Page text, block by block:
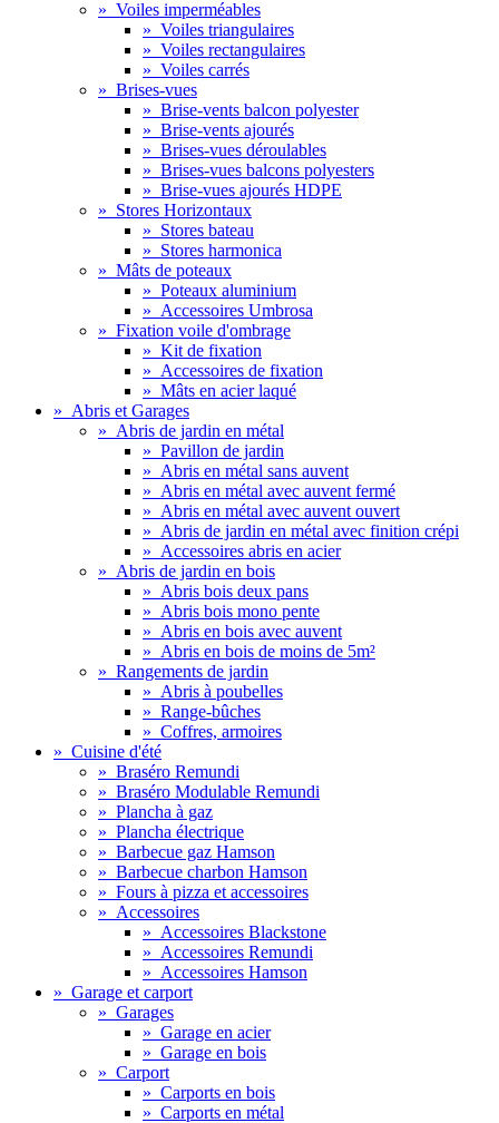
» Voiles imperméables
» Voiles triangulaires
» Voiles rectangulaires
» Voiles carrés
» Brises-vues
» Brise-vents balcon polyester
» Brise-vents ajourés
» Brises-vues déroulables
» Brises-vues balcons polyesters
» Brise-vues ajourés HDPE
» Stores Horizontaux
» Stores bateau
» Stores harmonica
» Mâts de poteaux
» Poteaux aluminium
» Accessoires Umbrosa
» Fixation voile d'ombrage
» Kit de fixation
» Accessoires de fixation
» Mâts en acier laqué
» Abris et Garages
» Abris de jardin en métal
» Pavillon de jardin
» Abris en métal sans auvent
» Abris en métal avec auvent fermé
» Abris en métal avec auvent ouvert
» Abris de jardin en métal avec finition crépi
» Accessoires abris en acier
» Abris de jardin en bois
» Abris bois deux pans
» Abris bois mono pente
» Abris en bois avec auvent
» Abris en bois de moins de 5m²
» Rangements de jardin
» Abris à poubelles
» Range-bûches
» Coffres, armoires
» Cuisine d'été
» Braséro Remundi
» Braséro Modulable Remundi
» Plancha à gaz
» Plancha électrique
» Barbecue gaz Hamson
» Barbecue charbon Hamson
» Fours à pizza et accessoires
» Accessoires
» Accessoires Blackstone
» Accessoires Remundi
» Accessoires Hamson
» Garage et carport
» Garages
» Garage en acier
» Garage en bois
» Carport
» Carports en bois
» Carports en métal